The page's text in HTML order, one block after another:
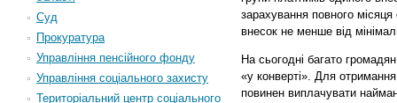
Суд
Прокуратура
Управління пенсійного фонду
Управління соціального захисту
Територіальний центр соціального
зарахування повного
внесок не менше від
На сьогодні багато
«у конверті». Для отримання
повинен виплачувати